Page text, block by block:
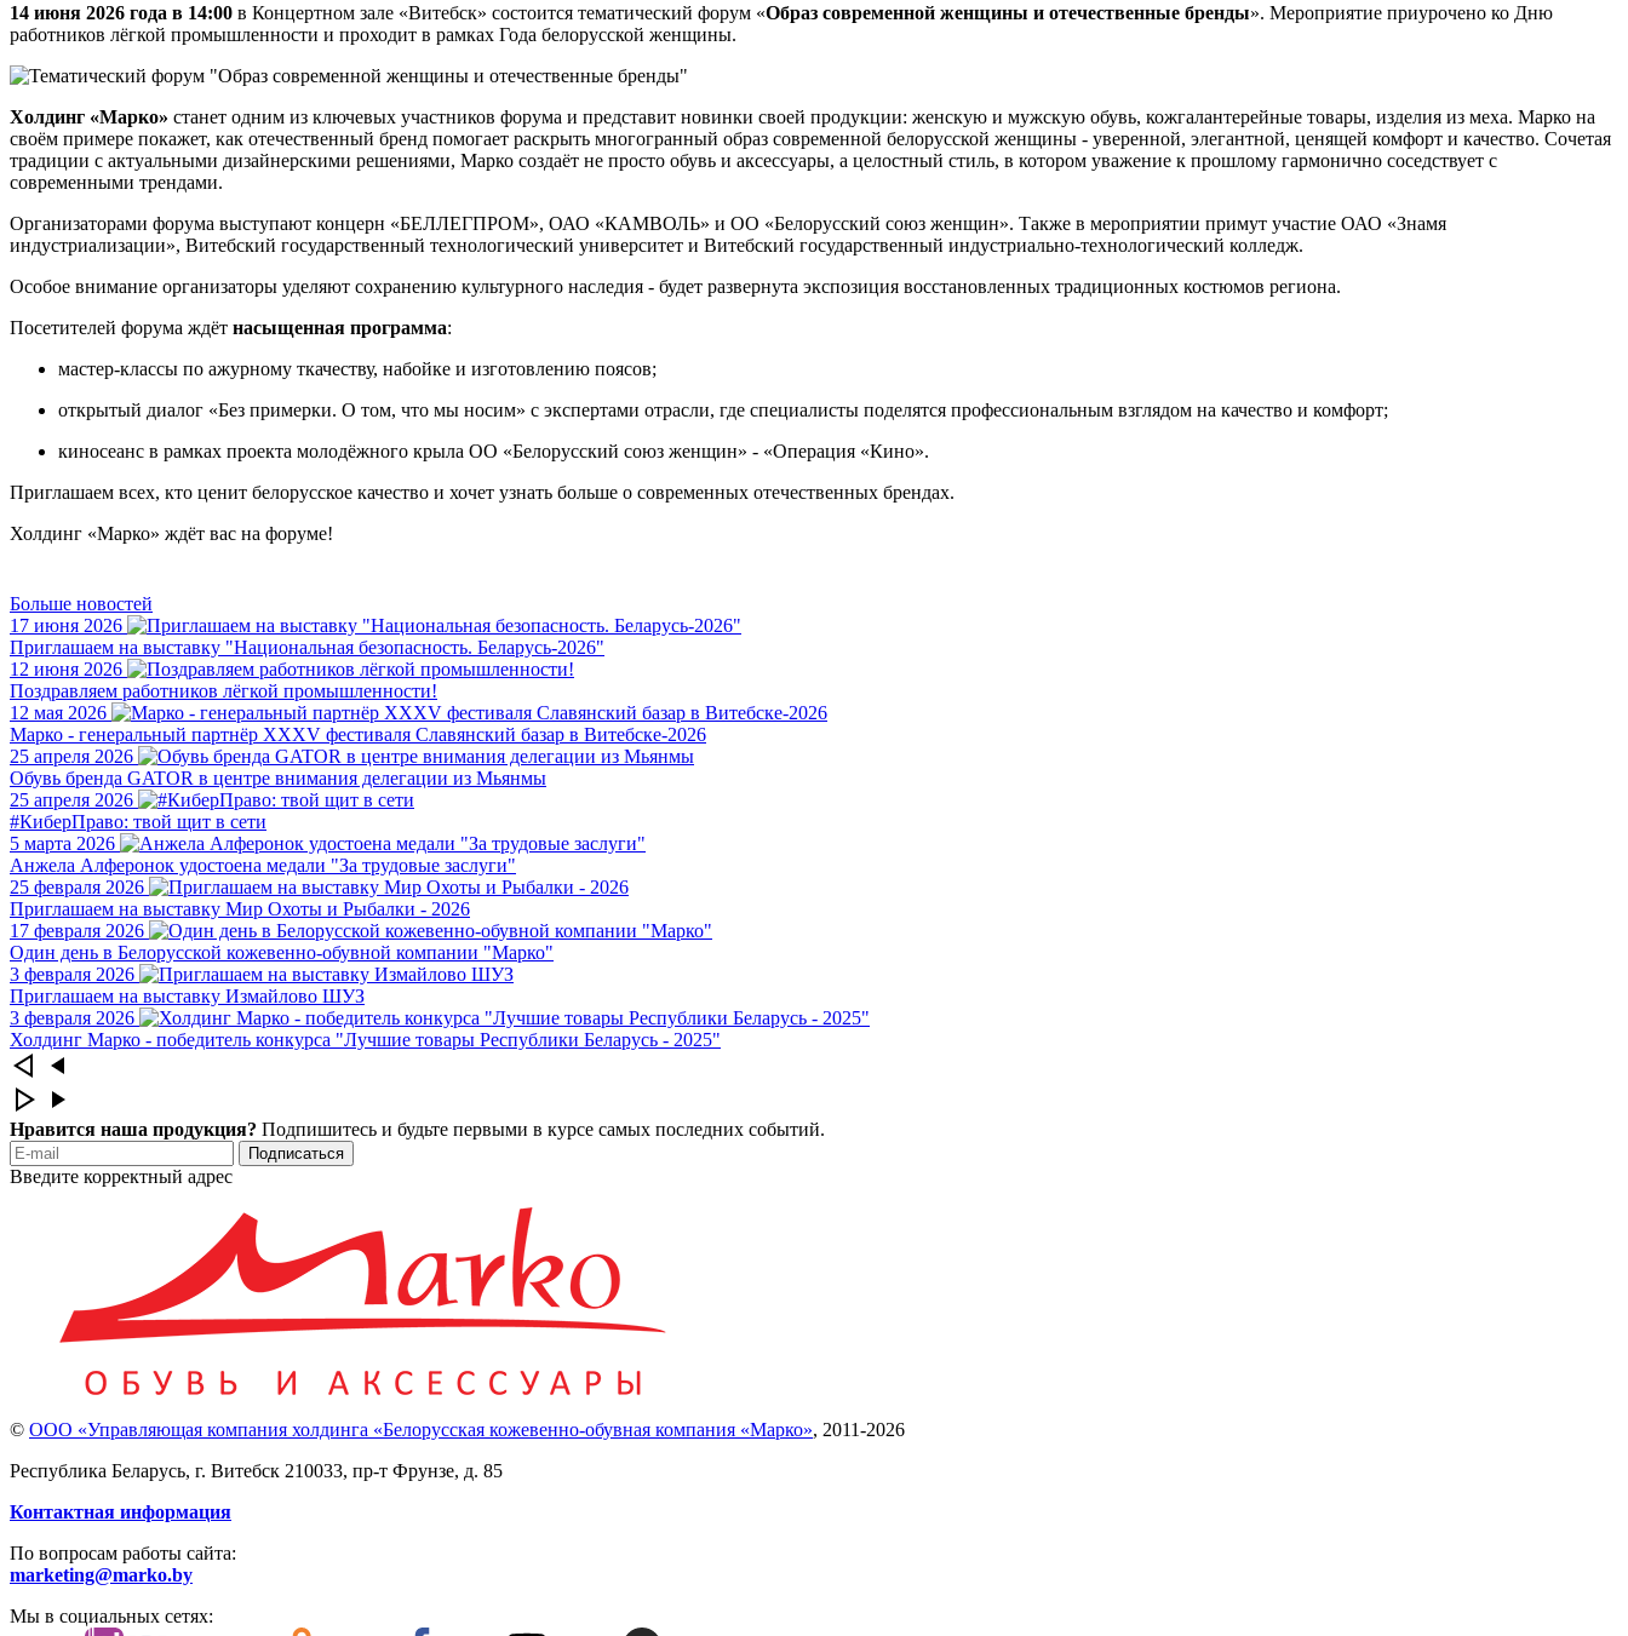
14 июня 2026 года в 14:00 в Концертном зале «Витебск» состоится тематический форум «Образ современной женщины и отечественные бренды». Мероприятие приурочено ко Дню
работников лёгкой промышленности и проходит в рамках Года белорусской женщины.
Холдинг «Марко» станет одним из ключевых участников форума и представит новинки своей продукции: женскую и мужскую обувь, кожгалантерейные товары, изделия из меха. Марко на
своём примере покажет, как отечественный бренд помогает раскрыть многогранный образ современной белорусской женщины - уверенной, элегантной, ценящей комфорт и качество. Сочетая
традиции с актуальными дизайнерскими решениями, Марко создаёт не просто обувь и аксессуары, а целостный стиль, в котором уважение к прошлому гармонично соседствует с
современными трендами.
Организаторами форума выступают концерн «БЕЛЛЕГПРОМ», ОАО «КАМВОЛЬ» и ОО «Белорусский союз женщин». Также в мероприятии примут участие ОАО «Знамя
индустриализации», Витебский государственный технологический университет и Витебский государственный индустриально-технологический колледж.
Особое внимание организаторы уделяют сохранению культурного наследия - будет развернута экспозиция восстановленных традиционных костюмов региона.
Посетителей форума ждёт насыщенная программа:
мастер-классы по ажурному ткачеству, набойке и изготовлению поясов;
открытый диалог «Без примерки. О том, что мы носим» с экспертами отрасли, где специалисты поделятся профессиональным взглядом на качество и комфорт;
киносеанс в рамках проекта молодёжного крыла ОО «Белорусский союз женщин» - «Операция «Кино».
Приглашаем всех, кто ценит белорусское качество и хочет узнать больше о современных отечественных брендах.
Холдинг «Марко» ждёт вас на форуме!
Больше новостей
17 июня 2026
Приглашаем на выставку "Национальная безопасность. Беларусь-2026"
12 июня 2026
Поздравляем работников лёгкой промышленности!
12 мая 2026
Марко - генеральный партнёр XXXV фестиваля Славянский базар в Витебске-2026
25 апреля 2026
Обувь бренда GATOR в центре внимания делегации из Мьянмы
25 апреля 2026
#КиберПраво: твой щит в сети
5 марта 2026
Анжела Алферонок удостоена медали "За трудовые заслуги"
25 февраля 2026
Приглашаем на выставку Мир Охоты и Рыбалки - 2026
17 февраля 2026
Один день в Белорусской кожевенно-обувной компании "Марко"
3 февраля 2026
Приглашаем на выставку Измайлово ШУЗ
3 февраля 2026
Холдинг Марко - победитель конкурса "Лучшие товары Республики Беларусь - 2025"
Нравится наша продукция? Подпишитесь и будьте первыми в курсе самых последних событий.
Подписаться
Введите корректный адрес
© ООО «Управляющая компания холдинга «Белорусская кожевенно-обувная компания «Марко», 2011-2026
Республика Беларусь, г. Витебск 210033, пр-т Фрунзе, д. 85
Контактная информация
По вопросам работы сайта:
marketing@marko.by
Мы в социальных сетях: